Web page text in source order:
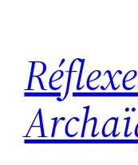
contenu